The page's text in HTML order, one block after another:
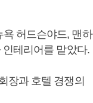
허드슨야드, 맨하
테리어를 맡았다.
장과 호텔 경쟁의